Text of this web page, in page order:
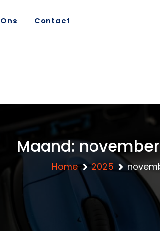
Contact
Maand:
Home 2025